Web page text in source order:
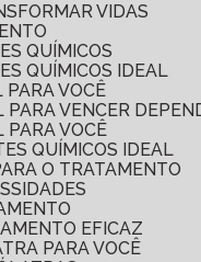
VIDAS
QUÍMICOS
QUÍMICOS IDEAL
PARA VOCÊ
PARA VENCER
PARA VOCÊ
QUÍMICOS IDEAL
O TRATAMENTO
EFICAZ
PARA VOCÊ